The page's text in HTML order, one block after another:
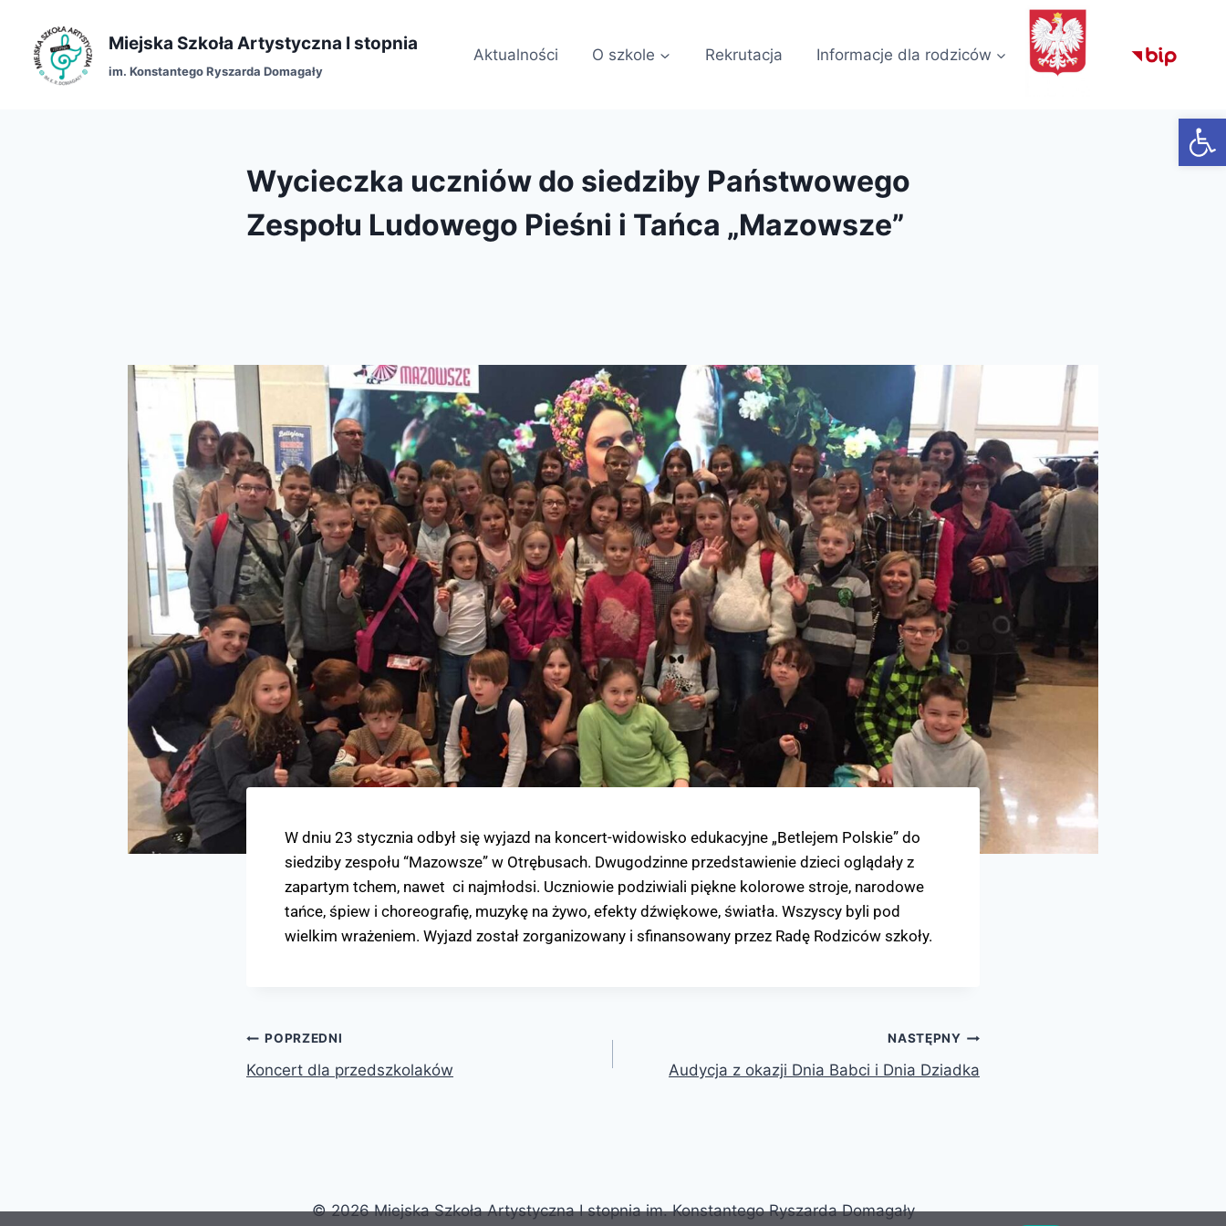
Miejska Szkoła Artystyczna I stopnia
im. Konstantego Ryszarda Domagały
Aktualności O szkole Rekrutacja Informacje dla rodziców
Wycieczka uczniów do siedziby Państwowego
Zespołu Ludowego Pieśni i Tańca „Mazowsze”
W dniu 23 stycznia odbył się wyjazd na koncert-widowisko edukacyjne „Betlejem Polskie” do
siedziby zespołu “Mazowsze” w Otrębusach. Dwugodzinne przedstawienie dzieci oglądały z
zapartym tchem, nawet ci najmłodsi. Uczniowie podziwiali piękne kolorowe stroje, narodowe
tańce, śpiew i choreografię, muzykę na żywo, efekty dźwiękowe, światła. Wszyscy byli pod
wielkim wrażeniem. Wyjazd został zorganizowany i sfinansowany przez Radę Rodziców szkoły.
POPRZEDNI
Koncert dla przedszkolaków
NASTĘPNY
Audycja z okazji Dnia Babci i Dnia Dziadka
© 2026 Miejska Szkoła Artystyczna I stopnia im. Konstantego Ryszarda Domagały